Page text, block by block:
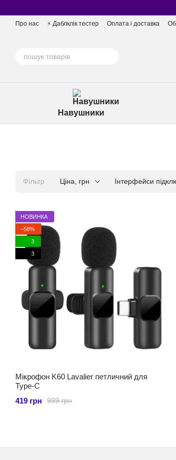
Про нас ⚡️ Даблклік тестер Оплата і доставка
Навушники
Фільтр Ціна, грн Інтерфейси
НОВИНКА
−58%
3
3
Мікрофон K60 Lavalier петличний для
Type-C
999 грн
419 грн